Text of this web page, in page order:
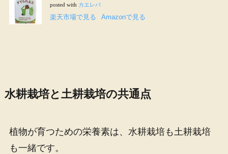
posted with カエレバ
楽天市場で見る Amazonで見る
水耕栽培と土耕栽培の共通点
植物が育つための栄養素は、水耕栽培も土耕栽培
も一緒です。